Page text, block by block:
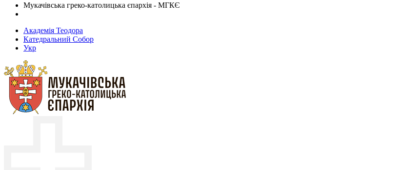
Мукачівська греко-католицька єпархія - МГКЄ
Академія Теодора
Катедральний Собор
Укр